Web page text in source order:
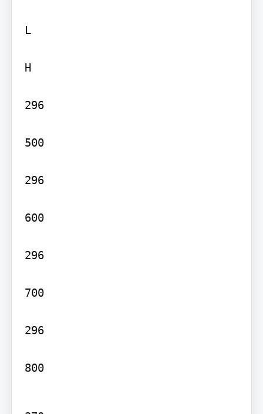
L
H
296
500
296
600
296
700
296
800